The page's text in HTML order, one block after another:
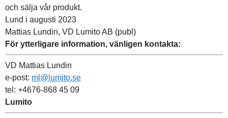
och sälja vår produkt.
Lund i augusti 2023
Mattias Lundin, VD Lumito AB (publ)
För ytterligare information, vänligen kontakta:
VD Mattias Lundin
e-post: ml@lumito.se
tel: +4676-868 45 09
Lumito